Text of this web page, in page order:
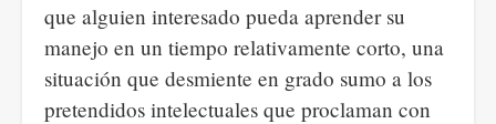
que alguien interesado pueda aprender su
manejo en un tiempo relativamente corto, una
situación que desmiente en grado sumo a los
pretendidos intelectuales que proclaman con